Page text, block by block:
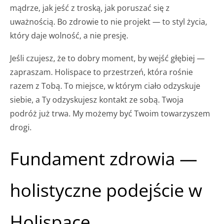
mądrze, jak jeść z troską, jak poruszać się z
uważnością. Bo zdrowie to nie projekt — to styl życia,
który daje wolność, a nie presję.
Jeśli czujesz, że to dobry moment, by wejść głębiej —
zapraszam. Holispace to przestrzeń, która rośnie
razem z Tobą. To miejsce, w którym ciało odzyskuje
siebie, a Ty odzyskujesz kontakt ze sobą. Twoja
podróż już trwa. My możemy być Twoim towarzyszem
drogi.
Fundament zdrowia —
holistyczne podejście w